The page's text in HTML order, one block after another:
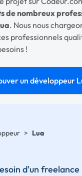
de nombreux
. Nous nous
professionnels
!
un développeur
> Lua
d'un freelance